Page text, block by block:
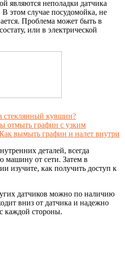
являются неполадки датчика
В этом случае посудомойка, не
Проблема может быть в
или в электрической
стеклянный кувшин?
отмыть графин с узким
вымыть графин и налет внутри
деталей, всегда
машину от сети. Затем в
изучите, как получить доступ к
датчиков можно по наличию
вниз от датчика и надежно
каждой стороны.